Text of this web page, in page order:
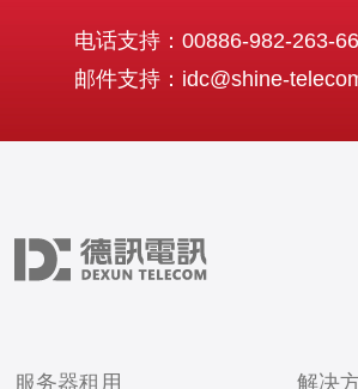
电话支持：00886-982-263-
邮件支持：idc@shine-
服务器租用 解决